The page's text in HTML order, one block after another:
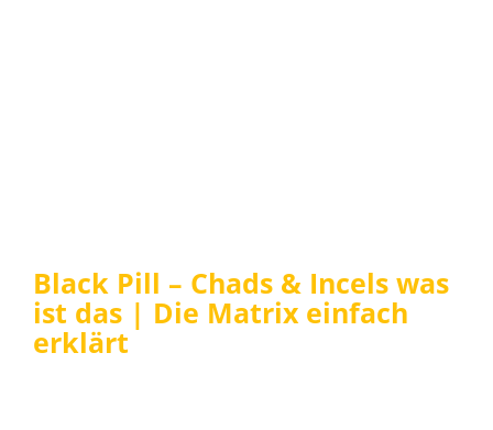
Black Pill – Chads & Incels was
ist das | Die Matrix einfach
erklärt